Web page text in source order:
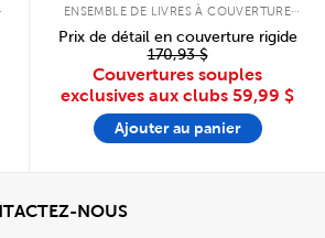
ENSEMBLE DE LIVRES À COUVERTURE
Prix de détail en couverture rigide
170,93 $
Couvertures souples
exclusives aux clubs 59,99 $
Ajouter au panier
NOUSView